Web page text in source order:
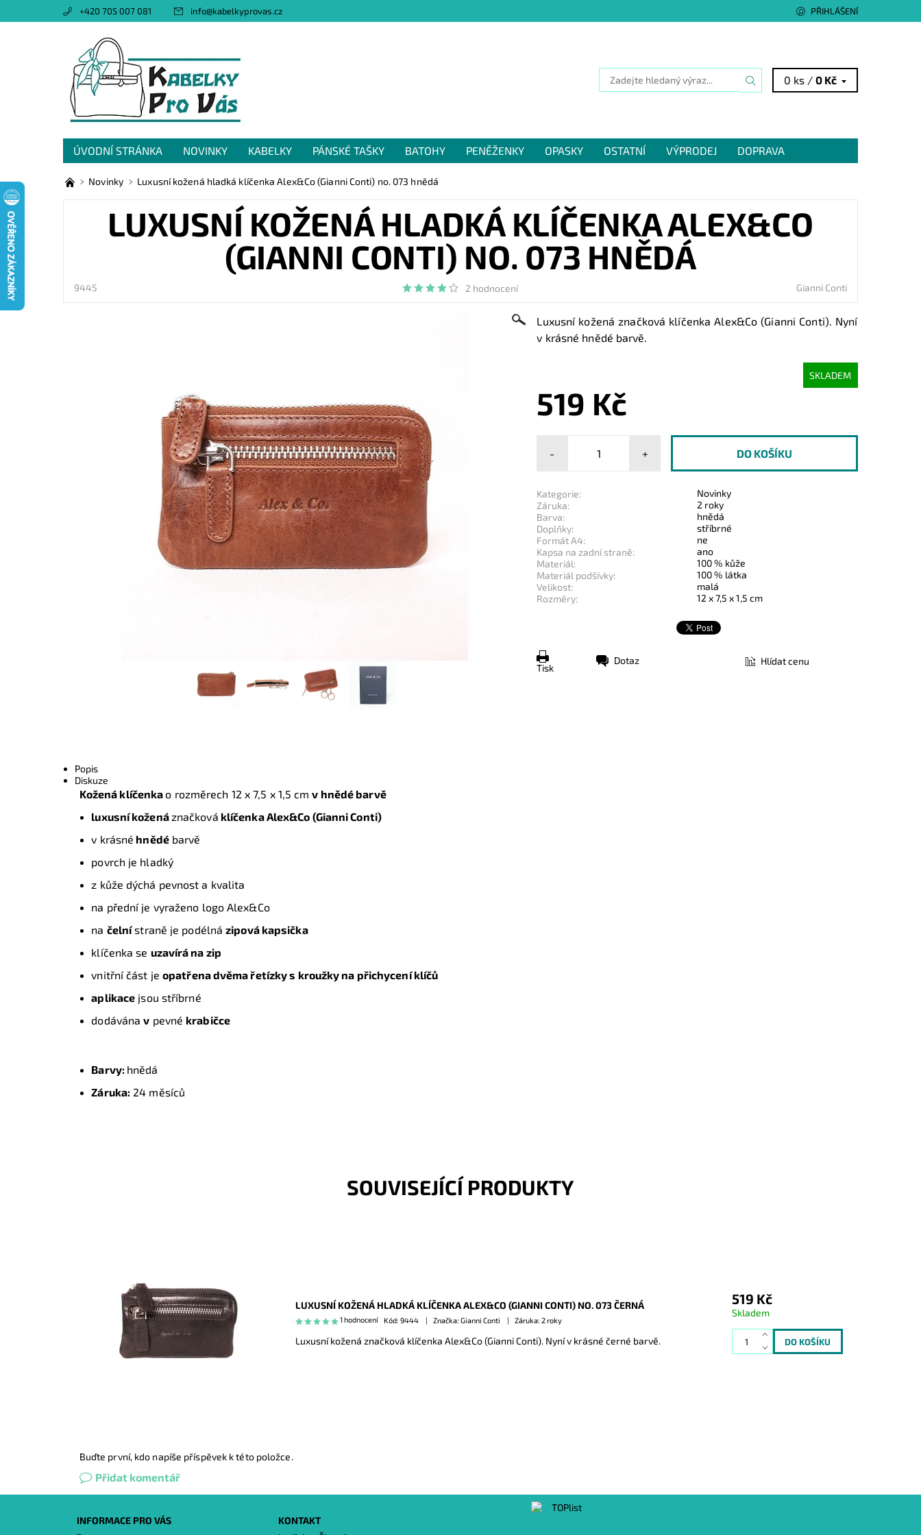
+420 705 007 081 info@kabelkyprovas.cz PŘIHLÁŠENÍ
0 ks /0 Kč
ÚVODNÍ STRÁNKA NOVINKY KABELKY PÁNSKÉ TAŠKY BATOHY PENĚŽENKY OPASKY OSTATNÍ VÝPRODEJ
DOPRAVA
OBCHODNÍ PODMÍNKY
GDPR NAPIŠTE NÁM
Novinky Luxusní kožená hladká klíčenka Alex&Co (Gianni Conti) no. 073 hnědá
LUXUSNÍ KOŽENÁ HLADKÁ KLÍČENKA ALEX&CO
(GIANNI CONTI) NO. 073 HNĚDÁ
9445 2 hodnocení Gianni Conti
Luxusní kožená značková klíčenka Alex&Co (Gianni Conti). Nyní
v krásné hnědé barvě.
SKLADEM
519 Kč
- +
Kategorie:
Novinky
Záruka:
2 roky
Barva:
hnědá
Doplňky:
stříbrné
Formát A4:
ne
Kapsa na zadní straně:
ano
Materiál:
100 % kůže
Materiál podšívky:
100 % látka
Velikost:
malá
Rozměry:
12 x 7,5 x 1,5 cm
Tisk
Dotaz Hlídat cenu
Popis
Diskuze
Kožená klíčenkao rozměrech 12 x 7,5 x 1,5 cm v hnědé barvě
luxusní koženáznačková klíčenkaAlex&Co (Gianni Conti)
v krásné hnědébarvě
povrch je hladký
z kůže dýchá pevnost a kvalita
na přední je vyraženo logo Alex&Co
na čelnístraně je podélnázipová kapsička
klíčenka se uzavírá na zip
vnitřní část je opatřena dvěma řetízky s kroužky na přichycení klíčů
aplikace jsou stříbrné
dodávánav pevné krabičce
Barvy: hnědá
Záruka: 24 měsíců
SOUVISEJÍCÍ PRODUKTY
LUXUSNÍ KOŽENÁ HLADKÁ KLÍČENKA ALEX&CO (GIANNI CONTI) NO. 073 ČERNÁ
1 hodnocení Kód: 9444 Značka: Gianni Conti Záruka: 2 roky
Luxusní kožená značková klíčenka Alex&Co (Gianni Conti). Nyní v krásné černé barvě.
519 Kč
Skladem
Buďte první, kdo napíše příspěvek k této položce.
Přidat komentář
INFORMACE PRO VÁS
KONTAKT